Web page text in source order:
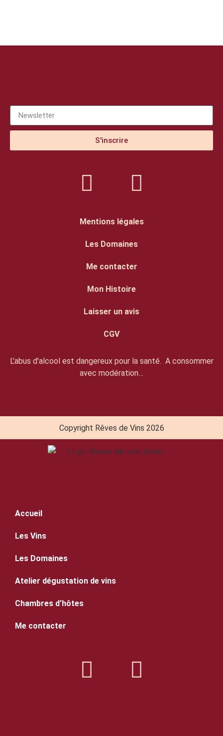
S'inscrire
Mentions légales
Les Domaines
Me contacter
Mon Histoire
Laisser un avis
CGV
L’abus d’alcool est dangereux pour la santé. A consommer
avec modération…
Copyright Rêves de Vins 2026
Accueil
Les Vins
Les Domaines
Atelier dégustation de vins
Chambres d’hôtes
Me contacter